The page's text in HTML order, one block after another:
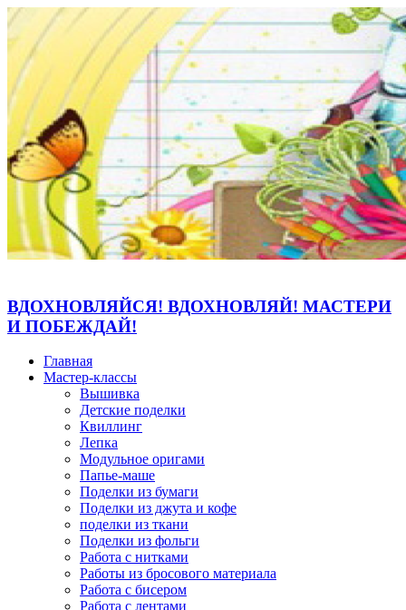
ВДОХНОВЛЯЙСЯ! ВДОХНОВЛЯЙ! МАСТЕРИ
И ПОБЕЖДАЙ!
Главная
Мастер-классы
Вышивка
Детские поделки
Квиллинг
Лепка
Модульное оригами
Папье-маше
Поделки из бумаги
Поделки из джута и кофе
поделки из ткани
Поделки из фольги
Работа с нитками
Работы из бросового материала
Работа с бисером
Работа с лентами